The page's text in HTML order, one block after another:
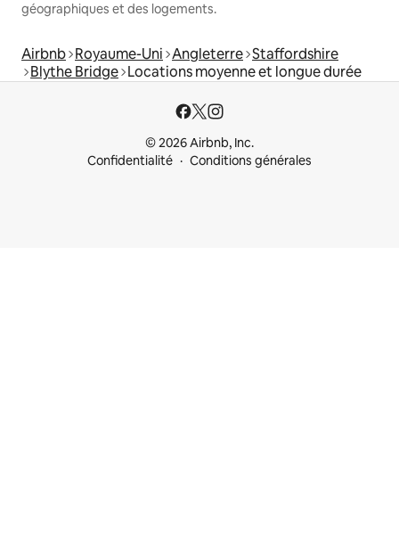
géographiques et des logements.
Airbnb Royaume-Uni Angleterre Staffordshire
Blythe Bridge Locations moyenne et longue durée
© 2026 Airbnb, Inc.
Confidentialité
Conditions générales